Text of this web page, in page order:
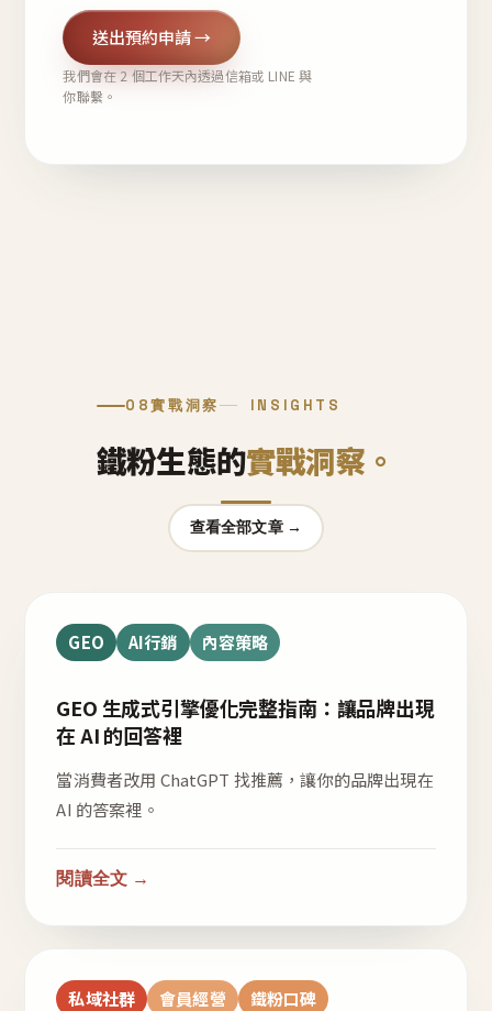
送出預約申請 →
我們會在 2 個工作天內透過信箱或 LINE 與
你聯繫。
08實戰洞察 INSIGHTS
鐵粉生態的實戰洞察。
查看全部文章 →
GEO AI行銷 內容策略
GEO 生成式引擎優化完整指南：讓品牌出現
在 AI 的回答裡
當消費者改用 ChatGPT 找推薦，讓你的品牌出現在
AI 的答案裡。
閱讀全文 →
私域社群 會員經營 鐵粉口碑